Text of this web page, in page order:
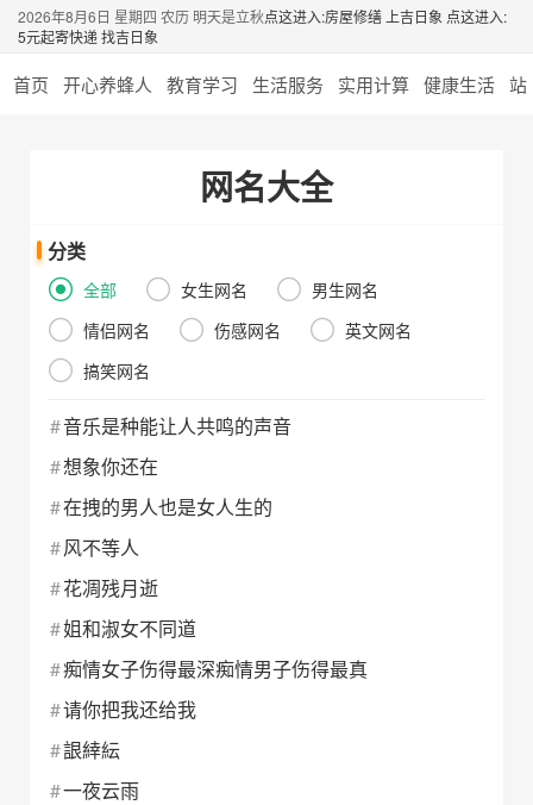
2026年8月6日 星期四 农历 明天是立秋点这进入:房屋修缮 上吉日象 点这进入:
5元起寄快递 找吉日象
首页 开心养蜂人 教育学习 生活服务 实用计算 健康生活 站
网名大全
分类
全部 女生网名
男生网名
情侣网名
伤感网名
英文网名
搞笑网名
音乐是种能让人共鸣的声音
想象你还在
在拽的男人也是女人生的
风不等人
花凋残月逝
姐和淑女不同道
痴情女子伤得最深痴情男子伤得最真
请你把我还给我
詪緈紜
一夜云雨